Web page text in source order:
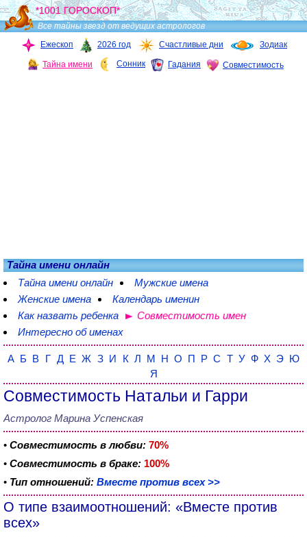
*1001 ГОРОСКОП*
Все тайны звезд от ведущих астрологов
Ежескоп
2026 год Счастливые дни Зодиак
Тайна имени Сонник Гадания Совместимость
Тайна имени онлайн
Тайна имени онлайн
Мужские имена
Женские имена
Календарь именин
Как назвать ребенка
Совместимость имен
Интересно об именах
А Б В Г Д Е Ж З И К Л М Н О П Р С Т У Ф Х Э Ю
Я
Совместимость Натальи и Гарри
Астролог Марина Успенская
• Совместимость в любви: 70%
• Совместимость в браке: 100%
• Тип отношений: Вместе против всех >>
О типе взаимоотношений: «Вместе против
всех»